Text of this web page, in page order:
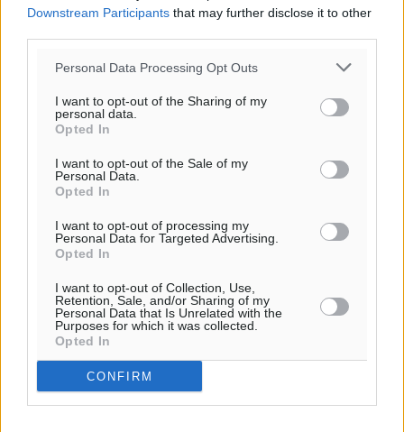
Downstream Participants that may further disclose it to other
Personal Data Processing Opt Outs
I want to opt-out of the Sharing of my
personal data.
Opted In
I want to opt-out of the Sale of my
Personal Data.
Opted In
I want to opt-out of processing my
Personal Data for Targeted Advertising.
Opted In
I want to opt-out of Collection, Use,
Retention, Sale, and/or Sharing of my
Personal Data that Is Unrelated with the
Purposes for which it was collected.
Opted In
CONFIRM